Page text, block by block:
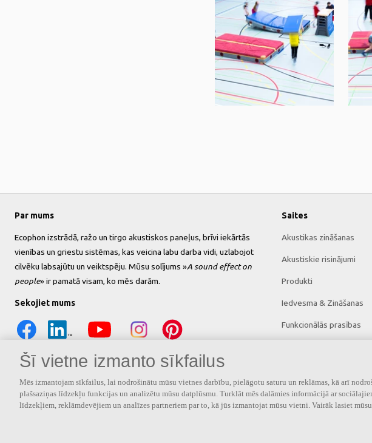
Par mums
Ecophon izstrādā, ražo un tirgo akustiskos paneļus, brīvi iekārtās
vienības un griestu sistēmas, kas veicina labu darba vidi, uzlabojot
cilvēku labsajūtu un veiktspēju. Mūsu solījums »A sound effect on
people» ir pamatā visam, ko mēs darām.
Sekojiet mums
Saites
Akustikas zināšanas
Akustiskie risinājumi
Produkti
Iedvesma & Zināšanas
Funkcionālās prasības
Šī vietne izmanto sīkfailus
Mēs izmantojam sīkfailus, lai nodrošinātu mūsu vietnes darbību, pielāgotu saturu un reklāmas, kā arī
plašsaziņas līdzekļu funkcijas un analizētu mūsu datplūsmu. Turklāt mēs dalāmies informācijā ar
līdzekļiem, reklāmdevējiem un analīzes partneriem par to, kā jūs izmantojat mūsu vietni. Vairāk lasiet mūsu